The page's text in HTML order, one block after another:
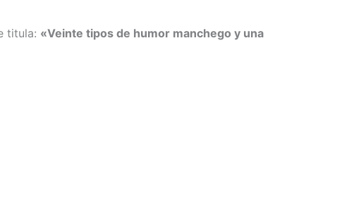
titula: «Veinte tipos de humor manchego y una